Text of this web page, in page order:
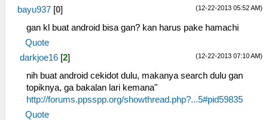
(12-22-2013 05:52 AM)
bayu937 [0]
gan kl buat android bisa gan? kan harus pake hamachi
Quote
(12-22-2013 07:10 AM)
darkjoe16 [2]
nih buat android cekidot dulu, makanya search dulu gan
topiknya, ga bakalan lari kemana"
http://forums.ppsspp.org/showthread.php?...5#pid59835
Quote